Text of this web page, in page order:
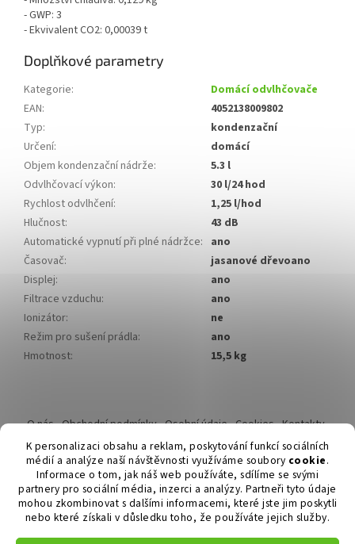
K personalizaci obsahu a reklam, poskytování funkcí sociálních
médií a analýze naší návštěvnosti využíváme soubory cookie.
Informace o tom, jak náš web používáte, sdílíme se svými
partnery pro sociální média, inzerci a analýzy. Partneři tyto údaje
mohou zkombinovat s dalšími informacemi, které jste jim poskytli
nebo které získali v důsledku toho, že používáte jejich služby.
- GWP: 3
- Ekvivalent CO2: 0,00039 t
Doplňkové parametry
Kategorie:
Domácí odvlhčovače
EAN:
4052138009802
Typ:
kondenzační
Určení:
domácí
Objem kondenzační nádrže:
5.3 l
Odvlhčovací výkon:
30 l/24 hod
Rychlost odvlhčení:
1,25 l/hod
Hlučnost:
43 dB
Automatické vypnutí při plné nádržce: ano
Časovač:
jasanové dřevoano
Displej:
ano
Filtrace vzduchu:
ano
Ionizátor:
ne
Režim pro sušení prádla:
ano
Hmotnost: 15,5 kg
á
p
O nás Obchodní podmínky Osobní údaje Cookies Kontakty
Reklamační řád
Vytvořil Shoptet